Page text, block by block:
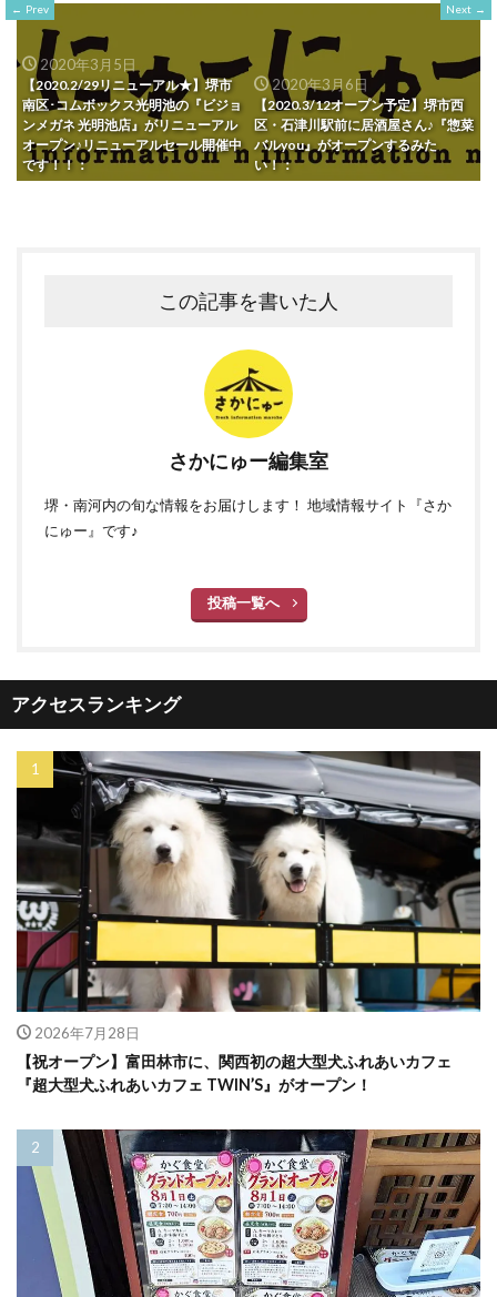
Prev
2020年3月5日
【2020.2/29リニューアル★】堺市
南区･コムボックス光明池の『ビジョ
ンメガネ 光明池店』がリニューアル
オープン♪リニューアルセール開催中
です！！：
Next
2020年3月6日
【2020.3/12オープン予定】堺市西
区・石津川駅前に居酒屋さん♪『惣菜
バルyou』がオープンするみた
い！：
この記事を書いた人
さかにゅー編集室
堺・南河内の旬な情報をお届けします！ 地域情報サイト『さか
にゅー』です♪
投稿一覧へ
アクセスランキング
2026年7月28日
【祝オープン】富田林市に、関西初の超大型犬ふれあいカフェ
『超大型犬ふれあいカフェ TWIN’S』がオープン！